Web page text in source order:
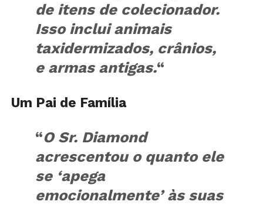
de itens de colecionador.
Isso inclui animais
taxidermizados, crânios,
e armas antigas.“
Um Pai de Família
“O Sr. Diamond
acrescentou o quanto ele
se ‘apega
emocionalmente’ às suas